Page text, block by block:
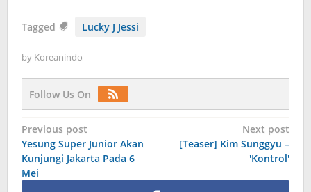
Tagged Lucky J Jessi
by Koreanindo
Follow Us On
Post
navigation
Previous post
Yesung Super Junior Akan
Kunjungi Jakarta Pada 6
Mei
Next post
[Teaser] Kim Sunggyu –
'Kontrol'